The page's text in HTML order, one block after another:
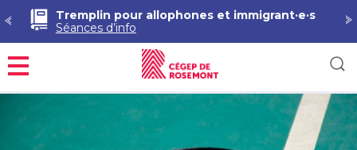
Tremplin pour allophones et immigrant·e·s
Séances d’info
Menu